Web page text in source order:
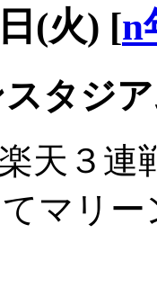
(火) [n
タジ
天３連
マリ